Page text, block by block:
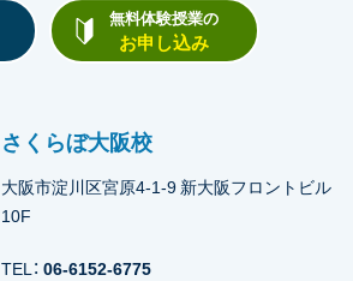
無料体験授業の
お申し込み
さくらぼ大阪校
大阪市淀川区宮原4-1-9 新大阪フロントビル
10F
TEL： 06-6152-6775